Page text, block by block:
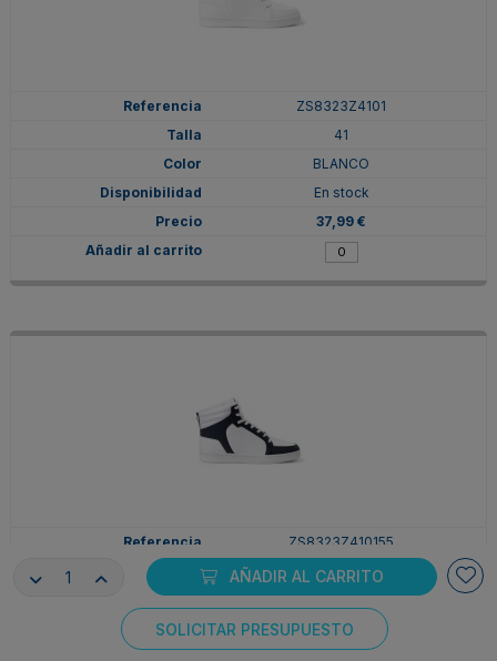
AÑADIR AL CARRITO
SOLICITAR PRESUPUESTO
ZS8323Z4101
41
BLANCO
En stock
37,99 €
ZS8323Z410155
41
BLANCO/MARINO
En stock
Consentimiento de cookies